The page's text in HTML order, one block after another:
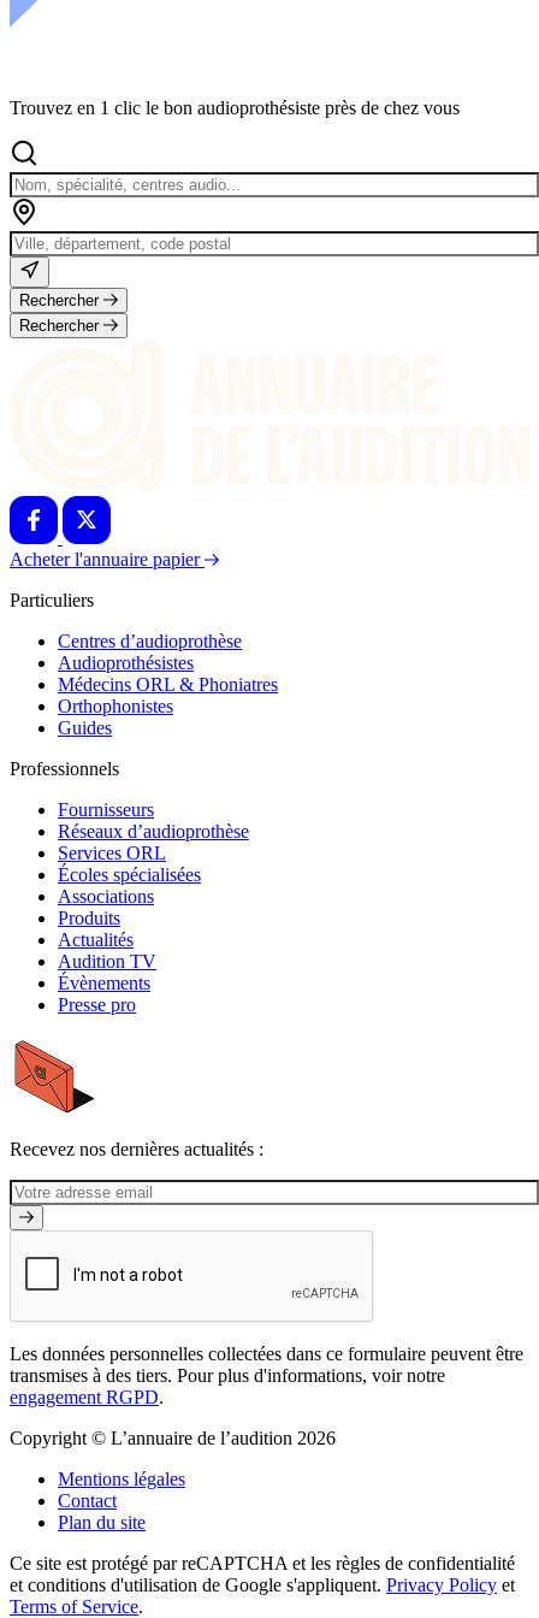
Trouvez en 1 clic le bon audioprothésiste près de chez vous
Rechercher
Rechercher
Acheter l'annuaire papier
Particuliers
Centres d’audioprothèse
Audioprothésistes
Médecins ORL & Phoniatres
Orthophonistes
Guides
Professionnels
Fournisseurs
Réseaux d’audioprothèse
Services ORL
Écoles spécialisées
Associations
Produits
Actualités
Audition TV
Évènements
Presse pro
Recevez nos dernières actualités :
Les données personnelles collectées dans ce formulaire peuvent être
transmises à des tiers. Pour plus d'informations, voir notre
engagement RGPD.
Copyright © L’annuaire de l’audition 2026
Mentions légales
Contact
Plan du site
Ce site est protégé par reCAPTCHA et les règles de confidentialité
et conditions d'utilisation de Google s'appliquent. Privacy Policy et
Terms of Service.